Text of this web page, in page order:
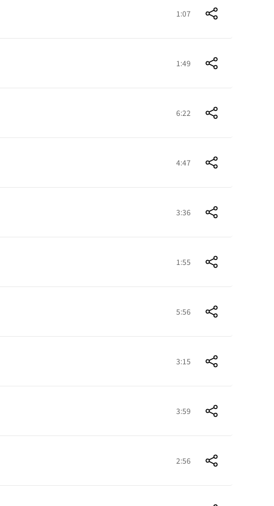
1:07
1:49
6:22
4:47
3:36
1:55
5:56
3:15
3:59
2:56